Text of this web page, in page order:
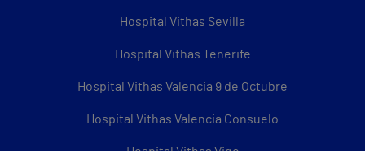
Hospital Vithas Sevilla
Hospital Vithas Tenerife
Hospital Vithas Valencia 9 de Octubre
Hospital Vithas Valencia Consuelo